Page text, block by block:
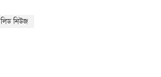
লিড নিউজ